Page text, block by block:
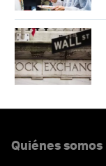
Quiénes somos